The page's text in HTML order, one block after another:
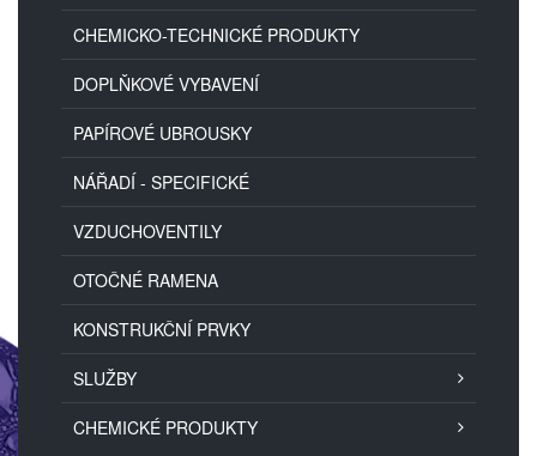
CHEMICKO-TECHNICKÉ PRODUKTY
DOPLŇKOVÉ VYBAVENÍ
PAPÍROVÉ UBROUSKY
NÁŘADÍ - SPECIFICKÉ
VZDUCHOVENTILY
OTOČNÉ RAMENA
KONSTRUKČNÍ PRVKY
SLUŽBY
CHEMICKÉ PRODUKTY